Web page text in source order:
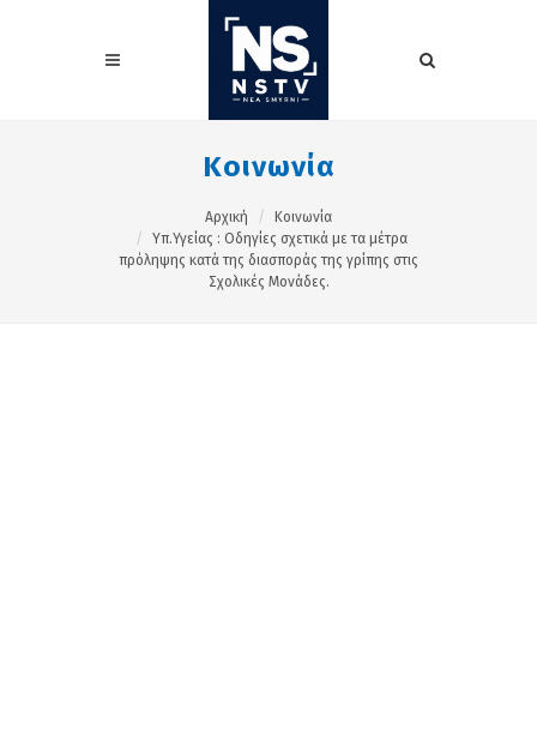
Κοινωνία
Αρχική
Κοινωνία
Υπ.Υγείας : Oδηγίες σχετικά με τα μέτρα
πρόληψης κατά της διασποράς της γρίπης στις
Σχολικές Μονάδες.